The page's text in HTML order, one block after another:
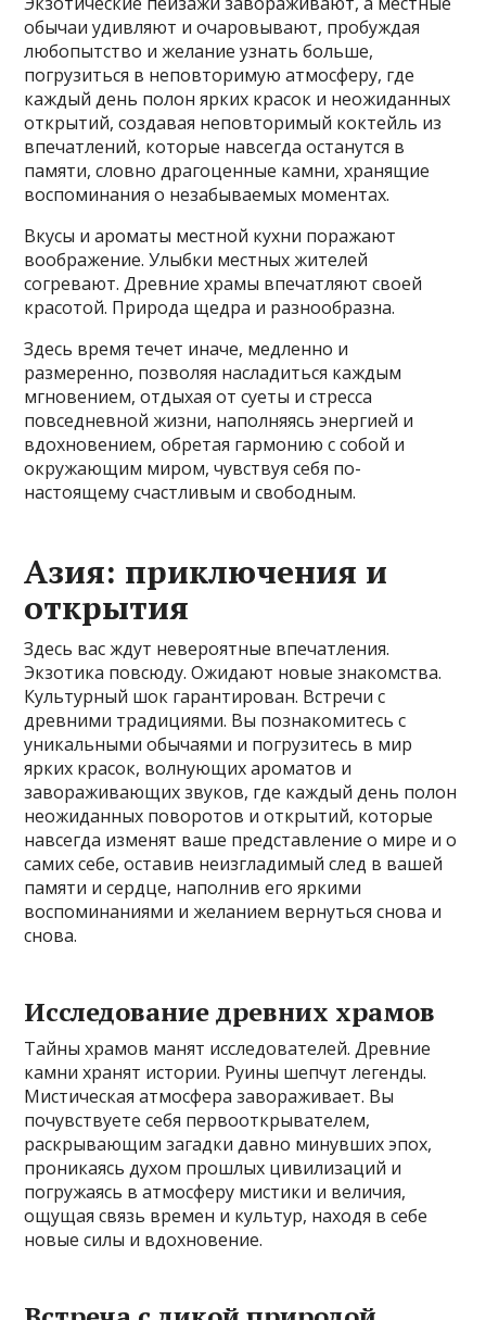
обычаи удивляют и очаровывают, пробуждая
любопытство и желание узнать больше,
погрузиться в неповторимую атмосферу, где
каждый день полон ярких красок и неожиданных
открытий, создавая неповторимый коктейль из
впечатлений, которые навсегда останутся в
памяти, словно драгоценные камни, хранящие
воспоминания о незабываемых моментах.
Вкусы и ароматы местной кухни поражают
воображение. Улыбки местных жителей
согревают. Древние храмы впечатляют своей
красотой. Природа щедра и разнообразна.
Здесь время течет иначе, медленно и
размеренно, позволяя насладиться каждым
мгновением, отдыхая от суеты и стресса
повседневной жизни, наполняясь энергией и
вдохновением, обретая гармонию с собой и
окружающим миром, чувствуя себя по-
настоящему счастливым и свободным.
Азия: приключения и
открытия
Здесь вас ждут невероятные впечатления.
Экзотика повсюду. Ожидают новые знакомства.
Культурный шок гарантирован. Встречи с
древними традициями. Вы познакомитесь с
уникальными обычаями и погрузитесь в мир
ярких красок, волнующих ароматов и
завораживающих звуков, где каждый день полон
неожиданных поворотов и открытий, которые
навсегда изменят ваше представление о мире и о
самих себе, оставив неизгладимый след в вашей
памяти и сердце, наполнив его яркими
воспоминаниями и желанием вернуться снова и
снова.
Исследование древних храмов
Тайны храмов манят исследователей. Древние
камни хранят истории. Руины шепчут легенды.
Мистическая атмосфера завораживает. Вы
почувствуете себя первооткрывателем,
раскрывающим загадки давно минувших эпох,
проникаясь духом прошлых цивилизаций и
погружаясь в атмосферу мистики и величия,
ощущая связь времен и культур, находя в себе
новые силы и вдохновение.